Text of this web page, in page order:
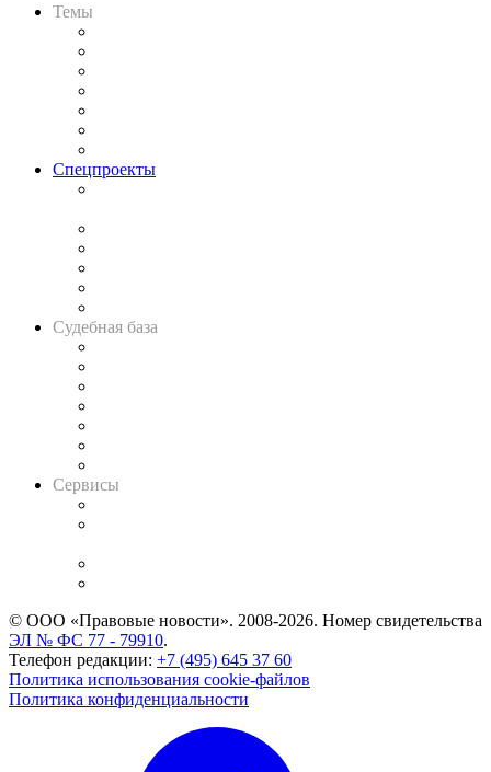
Темы
Спецпроекты
Судебная база
Сервисы
© ООО «Правовые новости». 2008-2026. Номер свидетельства
ЭЛ № ФС 77 - 79910.
Телефон редакции: +7 (495) 645 37 60
Политика использования cookie-файлов
Политика конфиденциальности